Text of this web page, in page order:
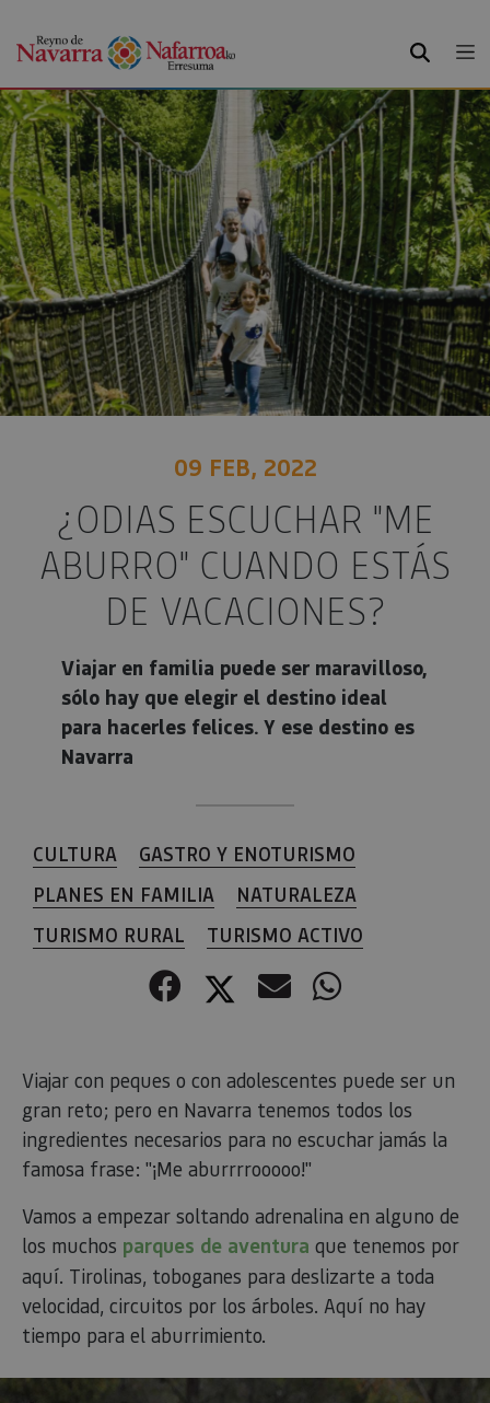
BUSCAR
09 FEB, 2022
¿ODIAS ESCUCHAR "ME
ABURRO" CUANDO ESTÁS
DE VACACIONES?
Viajar en familia puede ser maravilloso,
sólo hay que elegir el destino ideal
para hacerles felices. Y ese destino es
Navarra
CULTURA
GASTRO Y ENOTURISMO
PLANES EN FAMILIA
NATURALEZA
TURISMO RURAL
TURISMO ACTIVO
Facebook
Twitter
CorreoWhatsApp
Viajar con peques o con adolescentes puede ser un
gran reto; pero en Navarra tenemos todos los
ingredientes necesarios para no escuchar jamás la
famosa frase: "¡Me aburrrrooooo!"
Vamos a empezar soltando adrenalina en alguno de
los muchos parques de aventura que tenemos por
aquí. Tirolinas, toboganes para deslizarte a toda
velocidad, circuitos por los árboles. Aquí no hay
tiempo para el aburrimiento.